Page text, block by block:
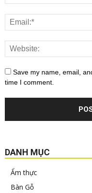
Save my name, email,
time I comment.
DANH MỤC
Ẩm thực
Bàn Gỗ